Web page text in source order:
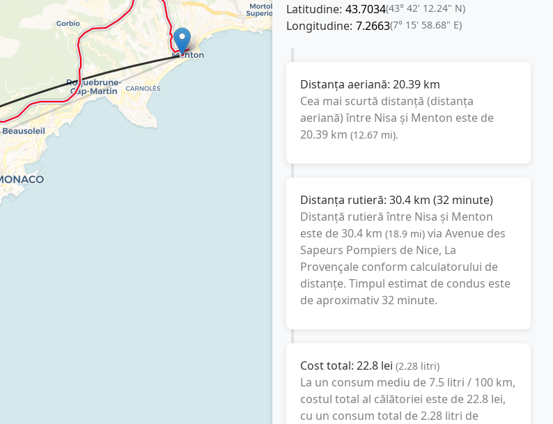
Latitudine: 43.7034(43° 42' 12.24" N)
Longitudine: 7.2663(7° 15' 58.68" E)
Distanța aeriană: 20.39 km
Cea mai scurtă distanță (distanța
aeriană) între Nisa și Menton este de
20.39 km (12.67 mi).
Distanța rutieră: 30.4 km (32 minute)
Distanță rutieră între Nisa și Menton
este de30.4 km (18.9 mi) via Avenue des
Sapeurs Pompiers de Nice, La
Provençaleconform calculatorului de
distanțe. Timpul estimat de condus este
de aproximativ32 minute.
Cost total: 22.8 lei (2.28 litri)
La un consum mediu de7.5 litri / 100 km,
costul total al călătoriei este de22.8 lei,
cu un consum total de2.28 litri de